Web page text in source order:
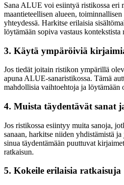
Sana ALUE voi esiintyä ristikossa eri
maantieteellisen alueen,
yhteydessä. Harkitse erilaisia
löytämään sopiva vastaus kontekstista
3. Käytä ympäröiviä
Jos tiedät joitain ristikon ympärillä
apuna ALUE-sanaristikossa. Tämä
mahdollisia vaihtoehtoja ja löytämään
4. Muista täydentävät sanat
Jos ristikossa esiintyy muita sanoja,
sanaan, harkitse niiden yhdistämistä
sinua täydentämään puuttuvat
ratkaisun.
5. Kokeile erilaisia ​​ratkaisuja